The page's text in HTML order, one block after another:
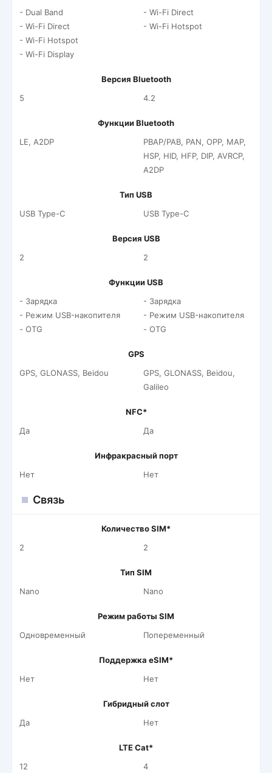
- Dual Band
- Wi-Fi Direct
- Wi-Fi Hotspot
- Wi-Fi Display
- Wi-Fi Direct
- Wi-Fi Hotspot
Версия Bluetooth
5
4.2
Функции Bluetooth
LE, A2DP
PBAP/PAB, PAN, OPP, MAP,
HSP, HID, HFP, DIP, AVRCP,
A2DP
Тип USB
USB Type-C
USB Type-C
Версия USB
2
2
Функции USB
- Зарядка
- Режим USB-накопителя
- OTG
- Зарядка
- Режим USB-накопителя
- OTG
GPS
GPS, GLONASS, Beidou
GPS, GLONASS, Beidou,
Galileo
NFC*
Да
Да
Инфракрасный порт
Нет
Нет
Связь
Количество SIM*
2
2
Тип SIM
Nano
Nano
Режим работы SIM
Одновременный
Попеременный
Поддержка eSIM*
Нет
Нет
Гибридный слот
Да
Нет
LTE Cat*
12
4